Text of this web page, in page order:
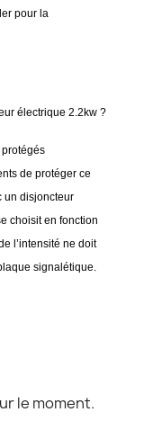
pour la
électrique 2.2kw ?
de protéger ce
un disjoncteur
choisit en fonction
l’intensité ne doit
signalétique.
le moment.